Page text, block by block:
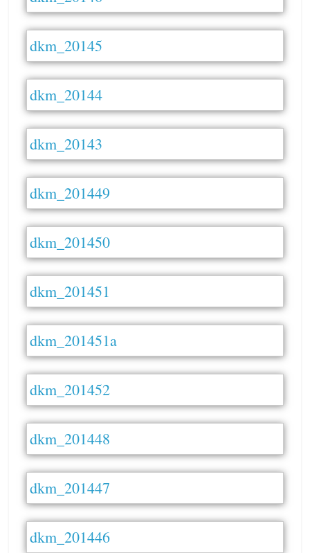
dkm_20145
dkm_20144
dkm_20143
dkm_201449
dkm_201450
dkm_201451
dkm_201451a
dkm_201452
dkm_201448
dkm_201447
dkm_201446